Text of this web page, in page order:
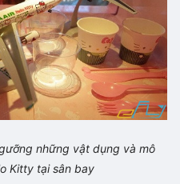
những vật dụng và mô
Kitty tại sân bay